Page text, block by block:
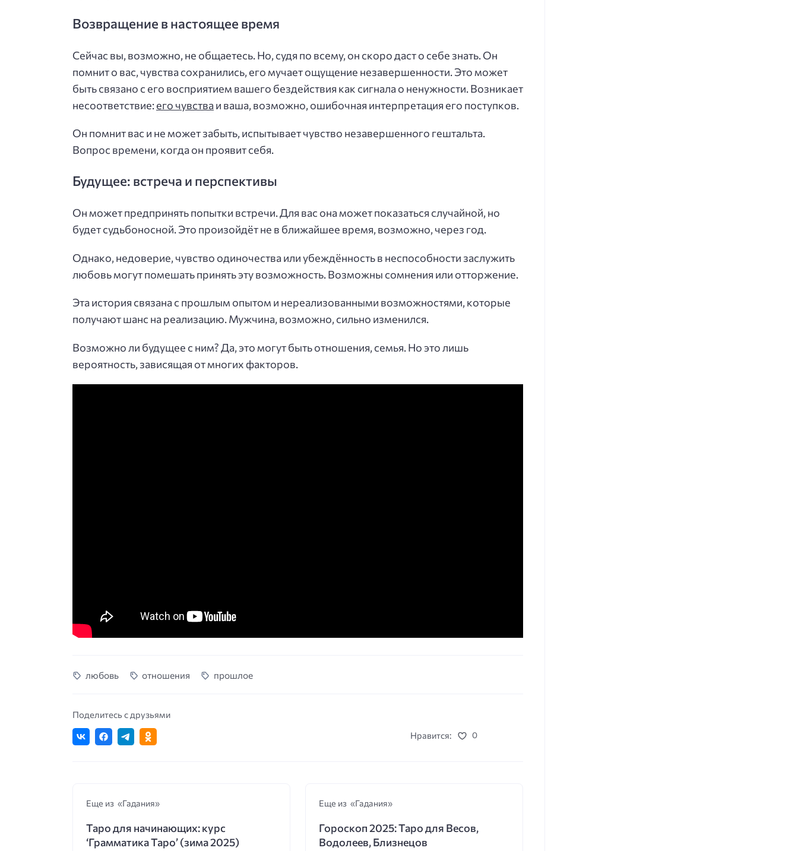
Возвращение в настоящее время
Сейчас вы, возможно, не общаетесь. Но, судя по всему, он скоро даст о себе знать. Он
помнит о вас, чувства сохранились, его мучает ощущение незавершенности. Это может
быть связано с его восприятием вашего бездействия как сигнала о ненужности. Возникает
несоответствие:его чувства и ваша, возможно, ошибочная интерпретация его поступков.
Он помнит вас и не может забыть, испытывает чувство незавершенного гештальта.
Вопрос времени, когда он проявит себя.
Будущее: встреча и перспективы
Он может предпринять попытки встречи. Для вас она может показаться случайной, но
будет судьбоносной. Это произойдёт не в ближайшее время, возможно, через год.
Однако, недоверие, чувство одиночества или убеждённость в неспособности заслужить
любовь могут помешать принять эту возможность. Возможны сомнения или отторжение.
Эта история связана с прошлым опытом и нереализованными возможностями, которые
получают шанс на реализацию. Мужчина, возможно, сильно изменился.
Возможно ли будущее с ним? Да, это могут быть отношения, семья. Но это лишь
вероятность, зависящая от многих факторов.
любовь отношения прошлое
Поделитесь с друзьями
Нравится:
0
Еще из «Гадания»
Таро для начинающих: курс
‘Грамматика Таро’ (зима 2025)
Еще из «Гадания»
Гороскоп 2025: Таро для Весов,
Водолеев, Близнецов